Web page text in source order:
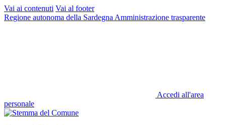
Vai ai contenuti Vai al footer
Regione autonoma della Sardegna Amministrazione trasparente
Accedi all'area
personale